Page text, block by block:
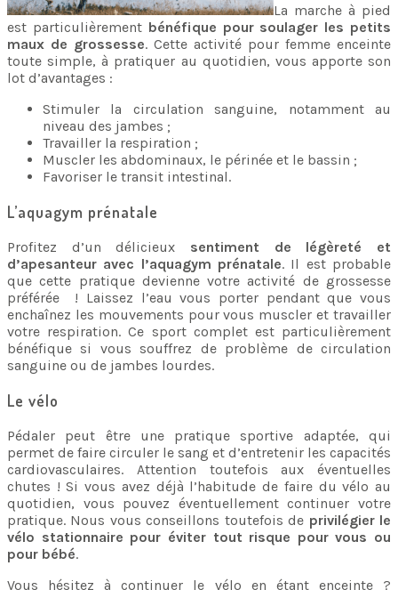
La marche à pied
est particulièrement bénéfique pour soulager les petits
maux de grossesse. Cette activité pour femme enceinte
toute simple, à pratiquer au quotidien, vous apporte son
lot d’avantages :
Stimuler la circulation sanguine, notamment au
niveau des jambes ;
Travailler la respiration ;
Muscler les abdominaux, le périnée et le bassin ;
Favoriser le transit intestinal.
L’aquagym prénatale
Profitez d’un délicieux sentiment de légèreté et
d’apesanteur avec l’aquagym prénatale. Il est probable
que cette pratique devienne votre activité de grossesse
préférée ! Laissez l’eau vous porter pendant que vous
enchaînez les mouvements pour vous muscler et travailler
votre respiration. Ce sport complet est particulièrement
bénéfique si vous souffrez de problème de circulation
sanguine ou de jambes lourdes.
Le vélo
Pédaler peut être une pratique sportive adaptée, qui
permet de faire circuler le sang et d’entretenir les capacités
cardiovasculaires. Attention toutefois aux éventuelles
chutes ! Si vous avez déjà l’habitude de faire du vélo au
quotidien, vous pouvez éventuellement continuer votre
pratique. Nous vous conseillons toutefois de privilégier le
vélo stationnaire pour éviter tout risque pour vous ou
pour bébé.
Vous hésitez à continuer le vélo en étant enceinte ?